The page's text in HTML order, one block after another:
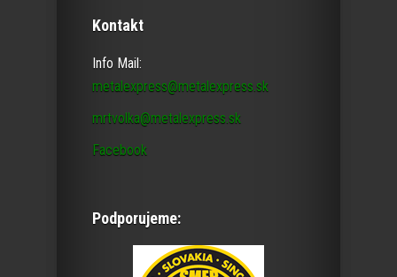
Kontakt
Info Mail:
metalexpress@metalexpress.sk
mrtvolka@metalexpress.sk
Facebook
Podporujeme: